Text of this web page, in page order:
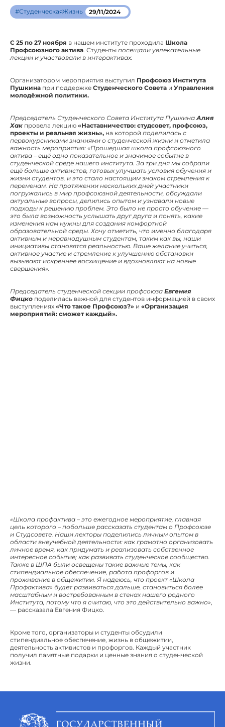
#СтуденческаяЖизнь 29/11/2024
С 25 по 27 ноября в нашем институте проходила Школа
Профсоюзного актива. Студенты посещали увлекательные
лекции и участвовали в интерактивах.
Организатором мероприятия выступил Профсоюз Института
Пушкина при поддержке Студенческого Совета и Управления
молодёжной политики.
Председатель Студенческого Совета Института ПушкинаАлия
Хак провела лекцию «Наставничество: студсовет, профсоюз,
проекты и реальная жизнь», на которой поделилась с
первокурсниками знаниями о студенческой жизни и отметила
важность мероприятия: «Прошедшая школа профсоюзного
актива – ещё одно показательное и значимое событие в
студенческой среде нашего института. За три дня мы собрали
ещё больше активистов, готовых улучшать условия обучения и
жизни студентов, и это стало настоящим знаком стремления к
переменам. На протяжении нескольких дней участники
погружались в мир профсоюзной деятельности, обсуждали
актуальные вопросы, делились опытом и узнавали новые
подходы к решению проблем. Это было не просто обучение —
это была возможность услышать друг друга и понять, какие
изменения нам нужны для создания комфортной
образовательной среды. Хочу отметить, что именно благодаря
активным и неравнодушным студентам, таким как вы, наши
инициативы становятся реальностью. Ваше желание учиться,
активное участие и стремление к улучшению обстановки
вызывают искреннее восхищение и вдохновляют на новые
свершения».
Председатель студенческой секции профсоюза Евгения
Фицко поделилась важной для студентов информацией в своих
выступлениях «Что такое Профсоюз?» и «Организация
мероприятий: сможет каждый».
«Школа профактива – это ежегодное мероприятие, главная
цель которого – побольше рассказать студентам о Профсоюзе
и Студсовете. Наши лекторы поделились личным опытом в
области внеучебной деятельности: как грамотно организовать
личное время, как придумать и реализовать собственное
интересное событие; как развивать студенческое сообщество.
Также в ШПА были освещены такие важные темы, как
стипендиальное обеспечение, работа профоргов и
проживание в общежитии. Я надеюсь, что проект «Школа
Профактива» будет развиваться дальше, становиться более
масштабным и востребованным в стенах нашего родного
Института, потому что я считаю, что это действительно важно»,
— рассказала Евгения Фицко.
Кроме того, организаторы и студенты обсудили
стипендиальное обеспечение, жизнь в общежитии,
деятельность активистов и профоргов. Каждый участник
получил памятные подарки и ценные знания о студенческой
жизни.